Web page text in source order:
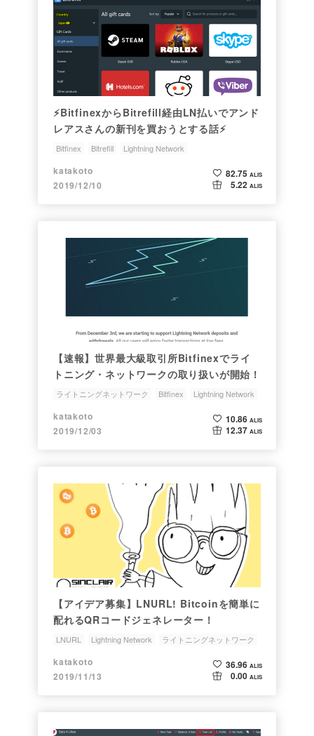
⚡BitfinexからBitrefill経由LN払いでアンド
レアスさんの新刊を買おうとする話⚡
Bitfinex Bitrefill
Lightning Network
ライトニングネットワーク
katakoto
2019/12/10
82.75 ALIS
5.22 ALIS
【速報】世界最大級取引所Bitfinexでライ
トニング・ネットワークの取り扱いが開始！
ライトニングネットワーク Bitfinex Lightning Network
katakoto
2019/12/03
10.86 ALIS
12.37 ALIS
【アイデア募集】LNURL! Bitcoinを簡単に
配れるQRコードジェネレーター！
LNURL Lightning Network
ライトニングネットワーク
WalletOfSatoshi
katakoto
2019/11/13
36.96 ALIS
0.00 ALIS